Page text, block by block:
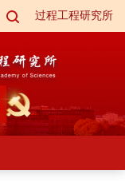
过程工程研究所